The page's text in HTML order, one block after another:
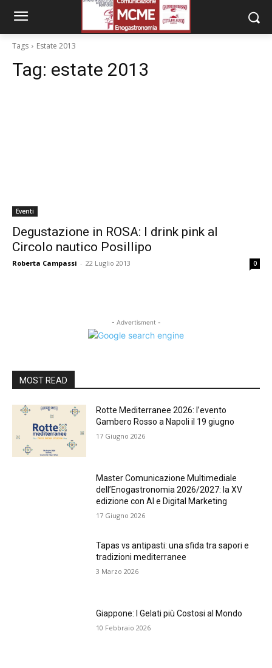
Tags Estate 2013
Tag: estate 2013
Eventi
Degustazione in ROSA: I drink pink al
Circolo nautico Posillipo
Roberta Campassi - 22 Luglio 2013 0
- Advertisment -
MOST READ
Rotte Mediterranee 2026: l’evento
Gambero Rosso a Napoli il 19 giugno
17 Giugno 2026
Master Comunicazione Multimediale
dell’Enogastronomia 2026/2027: la XV
edizione con AI e Digital Marketing
17 Giugno 2026
Tapas vs antipasti: una sfida tra sapori e
tradizioni mediterranee
3 Marzo 2026
Giappone: I Gelati più Costosi al Mondo
10 Febbraio 2026